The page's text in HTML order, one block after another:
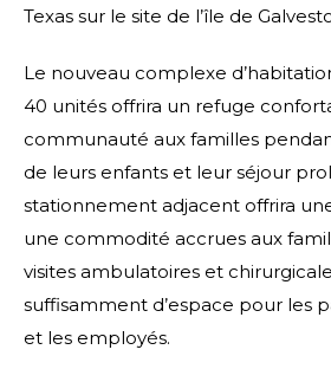
Texas sur le site de l’île de
Le nouveau complexe
40 unités offrira un refuge
communauté aux familles
de leurs enfants et leur séjour
stationnement adjacent offrira
une commodité accrues aux
visites ambulatoires et
suffisamment d’espace pour les
et les employés.